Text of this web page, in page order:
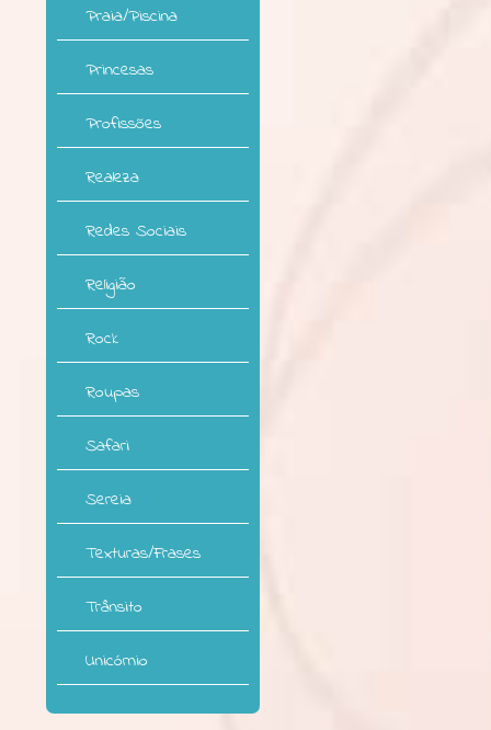
Praia/Piscina
Princesas
Profissões
Realeza
Redes Sociais
Religião
Rock
Roupas
Safari
Sereia
Texturas/Frases
Trânsito
Unicórnio